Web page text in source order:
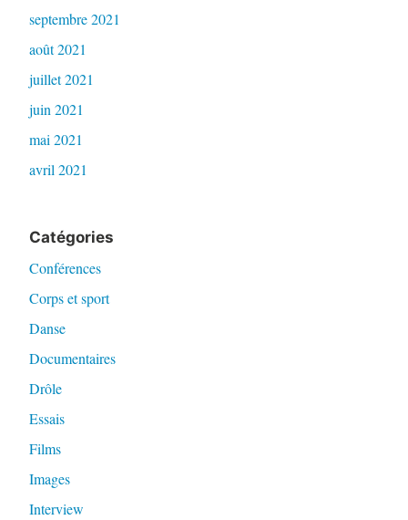
septembre 2021
août 2021
juillet 2021
juin 2021
mai 2021
avril 2021
Catégories
Conférences
Corps et sport
Danse
Documentaires
Drôle
Essais
Films
Images
Interview